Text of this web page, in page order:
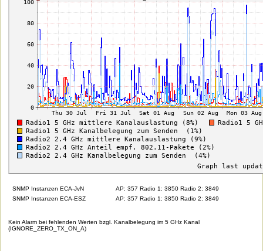
SNMP Instanzen ECA-JvN
AP: 357 Radio 1: 3850 Radio 2: 3849
SNMP Instanzen ECA-ESZ
AP: 357 Radio 1: 3850 Radio 2: 3849
Kein Alarm bei fehlenden Werten bzgl. Kanalbelegung im 5 GHz Kanal
(IGNORE_ZERO_TX_ON_A)